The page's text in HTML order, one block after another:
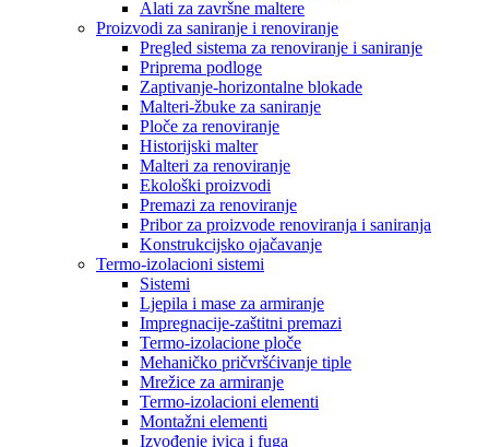
Alati za završne maltere
Proizvodi za saniranje i renoviranje
Pregled sistema za renoviranje i saniranje
Priprema podloge
Zaptivanje-horizontalne blokade
Malteri-žbuke za saniranje
Ploče za renoviranje
Historijski malter
Malteri za renoviranje
Ekološki proizvodi
Premazi za renoviranje
Pribor za proizvode renoviranja i saniranja
Konstrukcijsko ojačavanje
Termo-izolacioni sistemi
Sistemi
Ljepila i mase za armiranje
Impregnacije-zaštitni premazi
Termo-izolacione ploče
Mehaničko pričvršćivanje tiple
Mrežice za armiranje
Termo-izolacioni elementi
Montažni elementi
Izvođenje ivica i fuga